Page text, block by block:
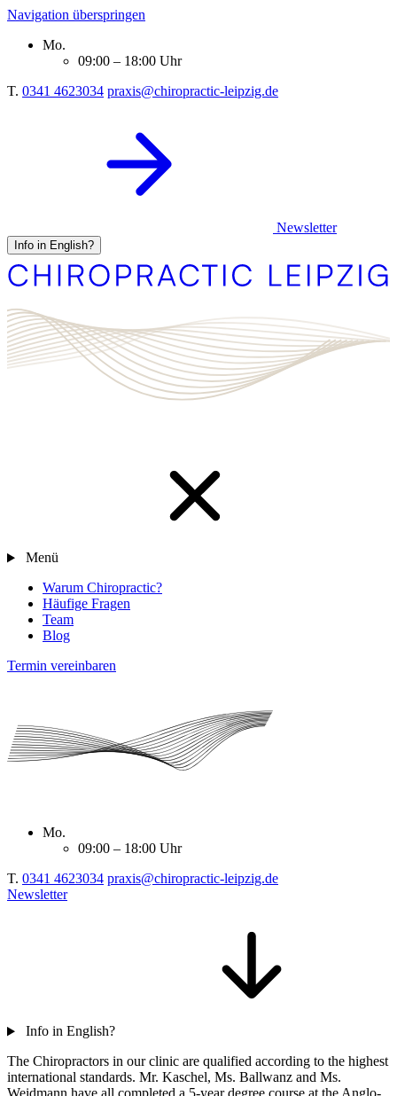
Navigation überspringen
Mo.
09:00 – 18:00 Uhr
T. 0341 4623034 praxis@chiropractic-leipzig.de
Newsletter
Info in English?
Menü
Warum Chiropractic?
Häufige Fragen
Team
Blog
Termin vereinbaren
Mo.
09:00 – 18:00 Uhr
T. 0341 4623034 praxis@chiropractic-leipzig.de
Newsletter
Info in English?
The Chiropractors in our clinic are qualified according to the highest
international standards. Mr. Kaschel, Ms. Ballwanz and Ms.